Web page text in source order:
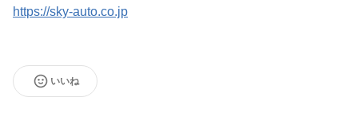
https://sky-auto.co.jp
いいね